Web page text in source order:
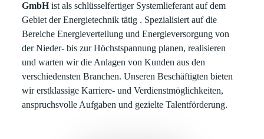
GmbHist als schlüsselfertiger Systemlieferant auf dem
Gebiet der Energietechnik tätig . Spezialisiert auf die
Bereiche Energieverteilung und Energieversorgung von
der Nieder- bis zur Höchstspannung planen, realisieren
und warten wir die Anlagen von Kunden aus den
verschiedensten Branchen. Unseren Beschäftigten bieten
wir erstklassige Karriere- und Verdienstmöglichkeiten,
anspruchsvolle Aufgaben und gezielte Talentförderung.